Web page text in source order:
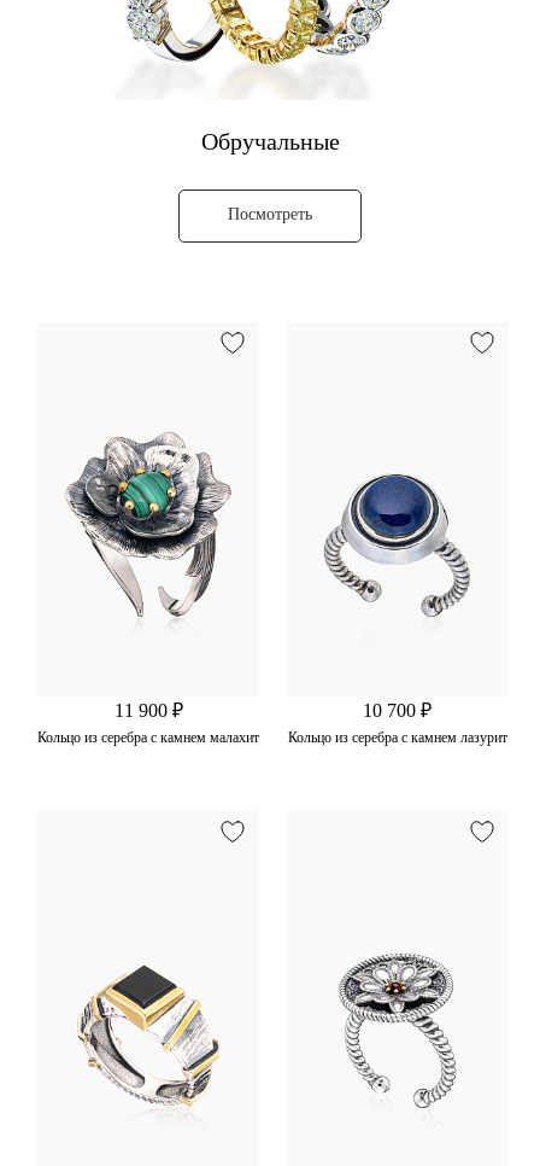
Обручальные
Посмотреть
11 900 ₽
Кольцо из серебра с камнем малахит
10 700 ₽
Кольцо из серебра с камнем лазурит